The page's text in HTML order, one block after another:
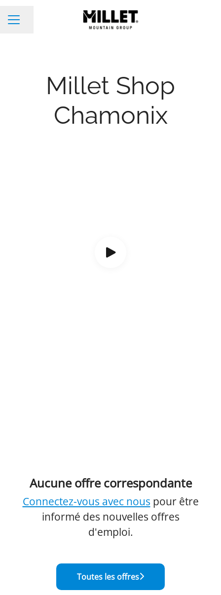
Menu carrière
Partager la page
Millet Shop
Chamonix
Aucune offre correspondante
Connectez-vous avec nous pour être
informé des nouvelles offres
d'emploi.
Toutes les offres